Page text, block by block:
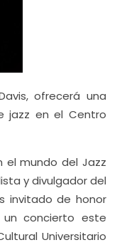
ofrecerá una
jazz en el Centro
el mundo del Jazz
y divulgador del
invitado de honor
concierto este
Universitario